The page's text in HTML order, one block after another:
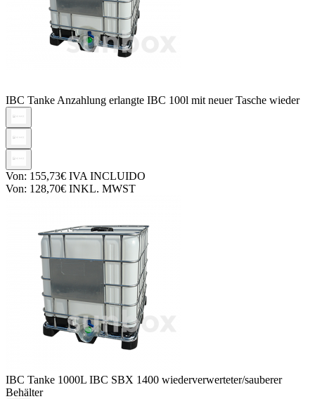
IBC Tanke Anzahlung erlangte IBC 100l mit neuer Tasche wieder
Von: 155,73€ IVA INCLUIDO
Von: 128,70€ INKL. MWST
IBC Tanke 1000L IBC SBX 1400 wiederverwerteter/sauberer
Behälter